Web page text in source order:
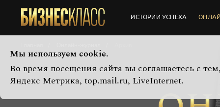
ИСТОРИИ УСПЕХА
Мы используем cookie.
Во время посещения сайта вы соглашаетесь с
Яндекс Метрика, top.mail.ru, LiveInternet.